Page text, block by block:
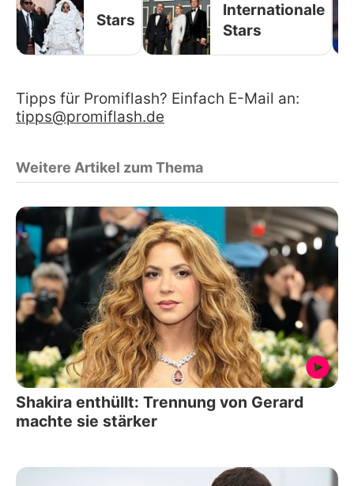
Stars
Internationale
Stars
Tipps für Promiflash? Einfach E-Mail an:
tipps@promiflash.de
Weitere Artikel zum Thema
Shakira enthüllt: Trennung von Gerard
machte sie stärker